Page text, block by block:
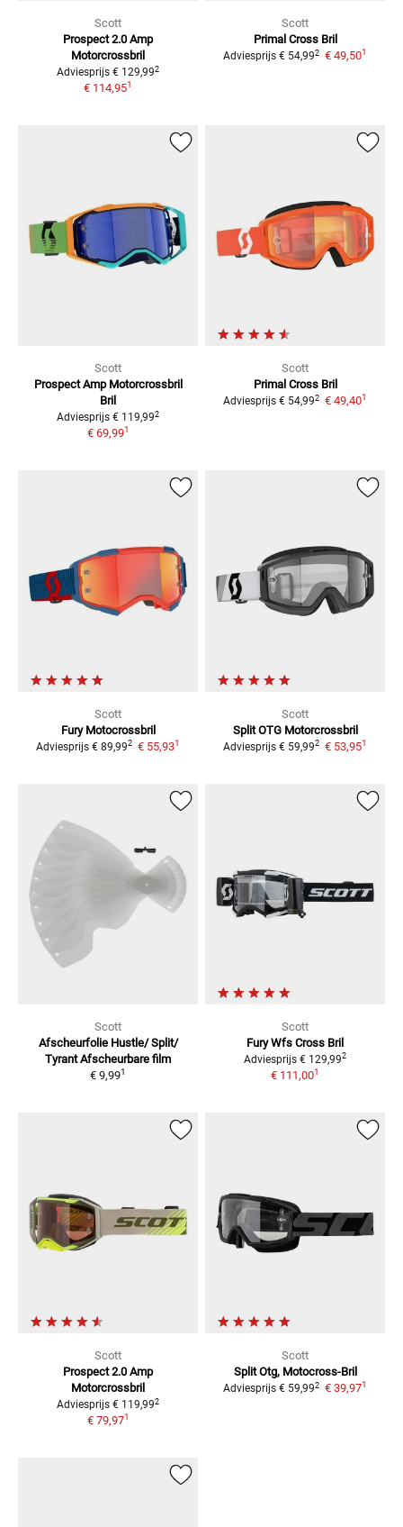
Scott
Prospect 2.0 Amp
Motorcrossbril
Adviesprijs € 129,992
€ 114,951
Scott
Primal Cross Bril
Adviesprijs € 54,992 € 49,501
Scott
Prospect Amp Motorcrossbril
Bril
Adviesprijs € 119,992
€ 69,991
Scott
Primal Cross Bril
Adviesprijs € 54,992 € 49,401
Scott
Fury Motocrossbril
Adviesprijs € 89,992 € 55,931
Scott
Split OTG Motorcrossbril
Adviesprijs € 59,992 € 53,951
Scott
Afscheurfolie Hustle/ Split/
Tyrant Afscheurbare film
€ 9,991
Scott
Fury Wfs Cross Bril
Adviesprijs € 129,992
€ 111,001
Scott
Prospect 2.0 Amp
Motorcrossbril
Adviesprijs € 119,992
€ 79,971
Scott
Split Otg, Motocross-Bril
Adviesprijs € 59,992 € 39,971